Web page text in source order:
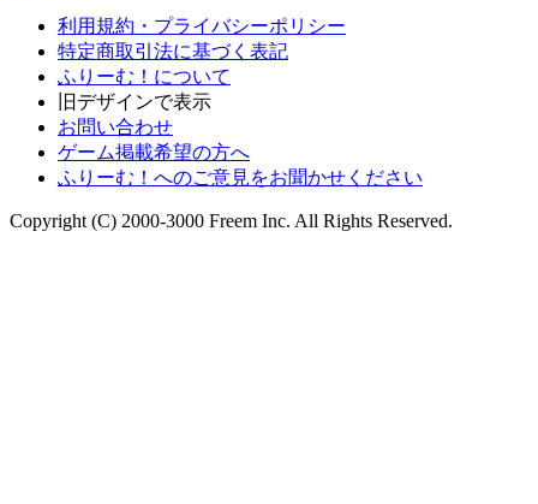
利用規約・プライバシーポリシー
特定商取引法に基づく表記
ふりーむ！について
旧デザインで表示
お問い合わせ
ゲーム掲載希望の方へ
ふりーむ！へのご意見をお聞かせください
Copyright (C) 2000-3000 Freem Inc. All Rights Reserved.